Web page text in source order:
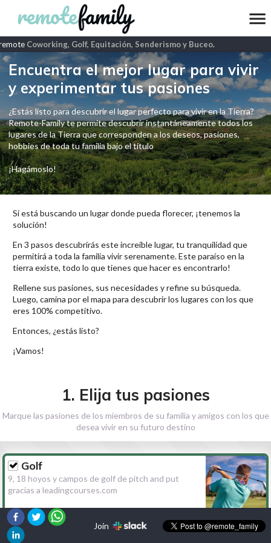
Coworking, Golf, Equitación, Senderismo y Buceo.
Encuentra el mejor lugar para vivir
y experimentar tus pasiones
¿Estás listo para descubrir el lugar perfecto para vivir en la Tierra?
Remote-Family te permite descubrir instantáneamente todos los
lugares de la Tierra que corresponden a los deseos, pasiones,
hobbies de toda tu familia bajo el título
¡Hagámoslo!
Si está buscando un lugar donde pueda florecer, ¡tenemos la
solución!
En 3 pasos descubrirás este increíble lugar, tu tranquilidad que
permitirá a toda la familia vivir serenamente. Este paraíso en la
tierra existe, todo lo que tienes que hacer es encontrarlo!
Rellene sus pasiones, sus necesidades y refine su búsqueda.
Luego, camina por el mapa para descubrir los lugares con los que
eres 100% competitivo.
Entonces, ¿estás listo?
¡Vamos!
1. Elija tus pasiones
Marque las pasiones de los miembros de su familia y amigos con los que
desea vivir en su futuro destino
Golf
9, 18 hoyos y campos de golf de pitch and put
gracias a leadingcourses.com
Senderismo
Join